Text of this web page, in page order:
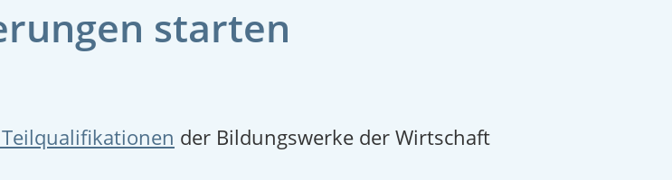
starten
der Bildungswerke der Wirtschaft